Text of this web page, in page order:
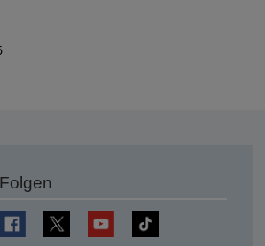
Folgen